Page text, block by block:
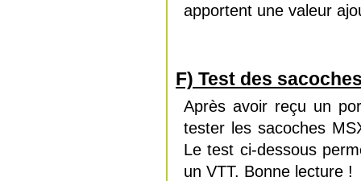
apportent une valeur
F) Test des
Après avoir reçu un
tester les sacoches
Le test ci-dessous
un VTT. Bonne lecture !